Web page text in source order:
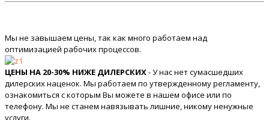
Мы не завышаем цены, так как много работаем над
оптимизацией рабочих процессов.
ЦЕНЫ НА 20-30% НИЖЕ ДИЛЕРСКИХ- У нас нет сумасшедших
дилерских наценок. Мы работаем по утвержденному регламенту,
ознакомиться с которым Вы можете в нашем офисе или по
телефону. Мы не станем навязывать лишние, никому ненужные
услуги.